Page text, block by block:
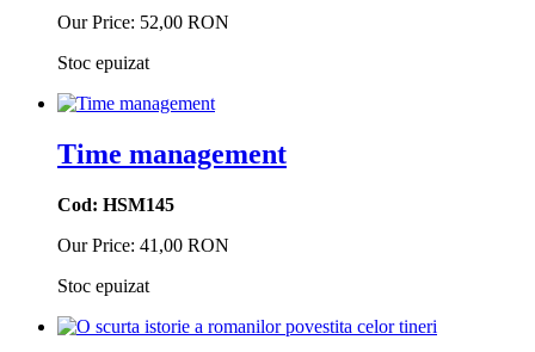
Our Price: 52,00 RON
Stoc epuizat
Time management
Cod: HSM145
Our Price: 41,00 RON
Stoc epuizat